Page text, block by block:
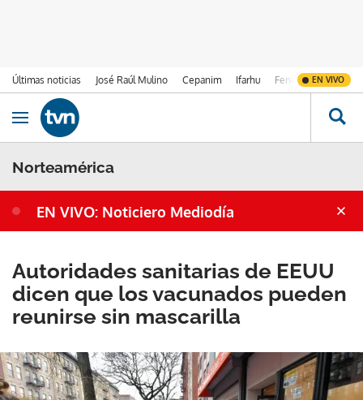
Últimas noticias José Raúl Mulino Cepanim Ifarhu Fenómeno de El
EN VIVO
Ir al contenido
Obrir navegació
Norteamérica
EN VIVO: Noticiero Mediodía
Autoridades sanitarias de EEUU
dicen que los vacunados pueden
reunirse sin mascarilla